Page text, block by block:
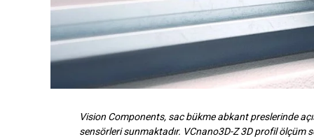
Vision Components, sac bükme abkant preslerinde
sensörleri sunmaktadır. VCnano3D-Z 3D profil ölçüm